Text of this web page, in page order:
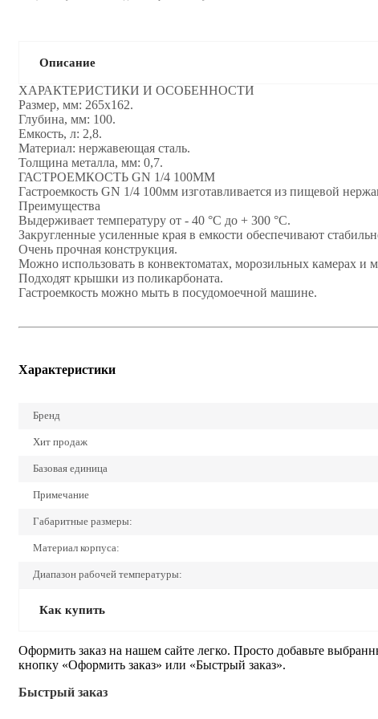
Описание
ХАРАКТЕРИСТИКИ И ОСОБЕННОСТИ
Размер, мм: 265x162.
Глубина, мм: 100.
Емкость, л: 2,8.
Материал: нержавеющая сталь.
Толщина металла, мм: 0,7.
ГАСТРОЕМКОСТЬ GN 1/4 100ММ
Гастроемкость GN 1/4 100мм изготавливается из пищевой
Преимущества
Выдерживает температуру от - 40 °С до + 300 °С.
Закругленные усиленные края в емкости обеспечивают
Очень прочная конструкция.
Можно использовать в конвектоматах, морозильных камерах и
Подходят крышки из поликарбоната.
Гастроемкость можно мыть в посудомоечной машине.
Характеристики
Бренд
Хит продаж
Базовая единица
Примечание
Габаритные размеры:
Материал корпуса:
Диапазон рабочей температуры:
Как купить
Оформить заказ на нашем сайте легко. Просто добавьте
кнопку «Оформить заказ» или «Быстрый заказ».
Быстрый заказ